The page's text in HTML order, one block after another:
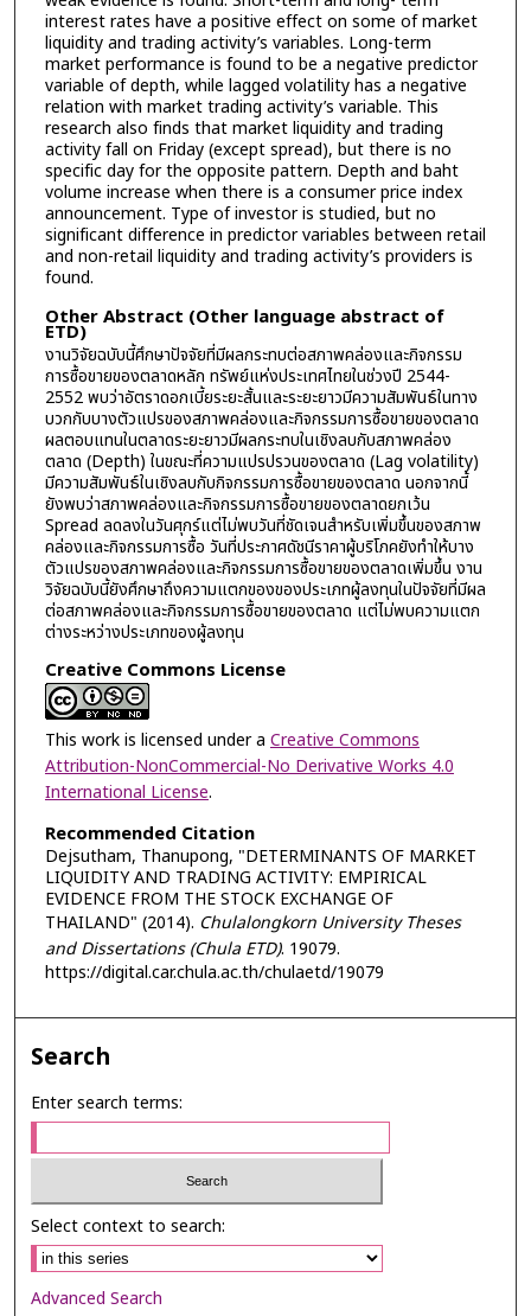
interest rates have a positive effect on some of market
liquidity and trading activity’s variables. Long-term
market performance is found to be a negative predictor
variable of depth, while lagged volatility has a negative
relation with market trading activity’s variable. This
research also finds that market liquidity and trading
activity fall on Friday (except spread), but there is no
specific day for the opposite pattern. Depth and baht
volume increase when there is a consumer price index
announcement. Type of investor is studied, but no
significant difference in predictor variables between retail
and non-retail liquidity and trading activity’s providers is
found.
Other Abstract (Other language abstract of
ETD)
งานวิจัยฉบับนี้ศึกษาปัจจัยที่มีผลกระทบต่อสภาพคล่องและกิจกรรม
การซื้อขายของตลาดหลัก ทรัพย์แห่งประเทศไทยในช่วงปี 2544-
2552 พบว่าอัตราดอกเบี้ยระยะสั้นและระยะยาวมีความสัมพันธ์ในทาง
บวกกับบางตัวแปรของสภาพคล่องและกิจกรรมการซื้อขายของตลาด
ผลตอบแทนในตลาดระยะยาวมีผลกระทบในเชิงลบกับสภาพคล่อง
ตลาด (Depth) ในขณะที่ความแปรปรวนของตลาด (Lag volatility)
มีความสัมพันธ์ในเชิงลบกับกิจกรรมการซื้อขายของตลาด นอกจากนี้
ยังพบว่าสภาพคล่องและกิจกรรมการซื้อขายของตลาดยกเว้น
Spread ลดลงในวันศุกร์แต่ไม่พบวันที่ชัดเจนสำหรับเพิ่มขึ้นของสภาพ
คล่องและกิจกรรมการซื้อ วันที่ประกาศดัชนีราคาผู้บริโภคยังทำให้บาง
ตัวแปรของสภาพคล่องและกิจกรรมการซื้อขายของตลาดเพิ่มขึ้น งาน
วิจัยฉบับนี้ยังศึกษาถึงความแตกของของประเภทผู้ลงทุนในปัจจัยที่มีผล
ต่อสภาพคล่องและกิจกรรมการซื้อขายของตลาด แต่ไม่พบความแตก
ต่างระหว่างประเภทของผู้ลงทุน
Creative Commons License
This work is licensed under a Creative Commons
Attribution-NonCommercial-No Derivative Works 4.0
International License.
Recommended Citation
Dejsutham, Thanupong, "DETERMINANTS OF MARKET
LIQUIDITY AND TRADING ACTIVITY: EMPIRICAL
EVIDENCE FROM THE STOCK EXCHANGE OF
THAILAND" (2014). Chulalongkorn University Theses
and Dissertations (Chula ETD). 19079.
https://digital.car.chula.ac.th/chulaetd/19079
Search
Enter search terms:
Select context to search:
Advanced Search